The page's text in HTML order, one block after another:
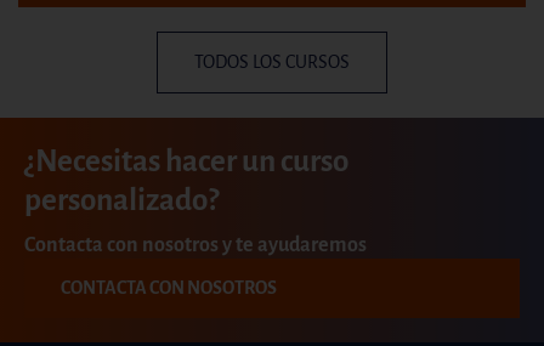
TODOS LOS CURSOS
¿Necesitas hacer un curso
personalizado?
Contacta con nosotros y te ayudaremos
CONTACTA CON NOSOTROS